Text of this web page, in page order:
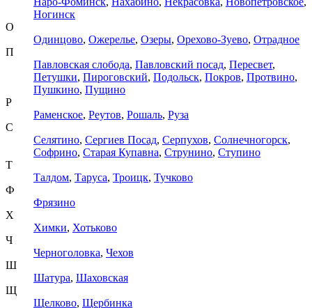
Ногинск
О
Одинцово, Ожерелье, Озеры, Орехово-Зуево, Отрадное
П
Павловская слобода, Павловский посад, Пересвет,
Петушки, Пироговский, Подольск, Покров, Протвино,
Пушкино, Пущино
Р
Раменское, Реутов, Рошаль, Руза
С
Селятино, Сергиев Посад, Серпухов, Солнечногорск,
Софрино, Старая Купавна, Струнино, Ступино
Т
Талдом, Таруса, Троицк, Тучково
Ф
Фрязино
Х
Химки, Хотьково
Ч
Черноголовка, Чехов
Ш
Шатура, Шаховская
Щ
Щелково, Щербинка